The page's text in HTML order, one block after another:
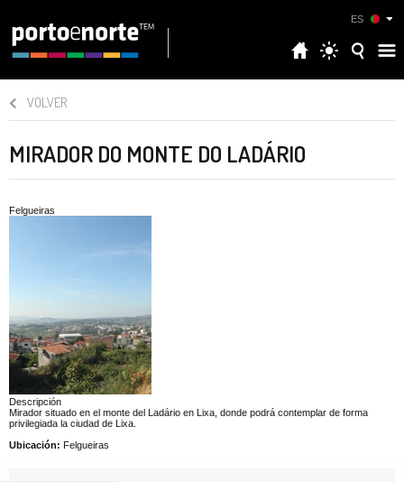
ES
VOLVER
MIRADOR DO MONTE DO LADÁRIO
Felgueiras
Descripción
Mirador situado en el monte del Ladário en Lixa, donde podrá contemplar de forma
privilegiada la ciudad de Lixa.
Ubicación: Felgueiras